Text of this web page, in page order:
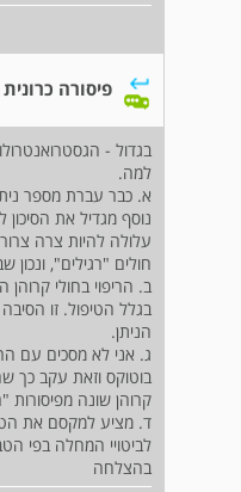
פיסורה כרונית
בגדול -
למה.
א. כבר עברת מספר
נוסף מגדיל את הסיכון
עלולה להיות צרה
חולים "רגילים", ונכון
ב. הריפוי בחולי
בגלל הטיפול. זו
הניתן.
ג. אני לא מסכים עם
בוטוקס וזאת עקב כך
קרוהן שונה מפיסורות
ד. מציע למקסם את
לביטויי המחלה בפי
בהצלחה